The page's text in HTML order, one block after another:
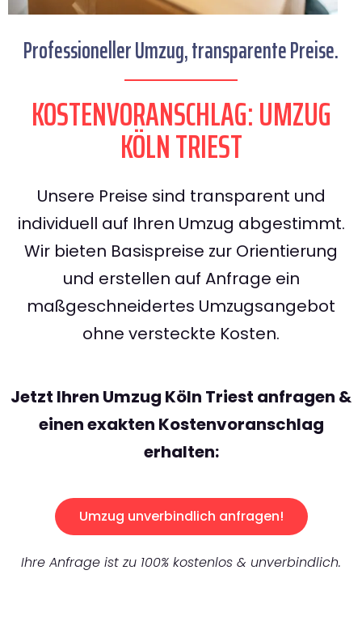
Professioneller Umzug, transparente Preise.
KOSTENVORANSCHLAG: UMZUG
KÖLN TRIEST
Unsere Preise sind transparent und
individuell auf Ihren Umzug abgestimmt.
Wir bieten Basispreise zur Orientierung
und erstellen auf Anfrage ein
maßgeschneidertes Umzugsangebot
ohne versteckte Kosten.
Jetzt Ihren Umzug Köln Triest anfragen &
einen exakten Kostenvoranschlag
erhalten:
Umzug unverbindlich anfragen!
Ihre Anfrage ist zu 100% kostenlos & unverbindlich.